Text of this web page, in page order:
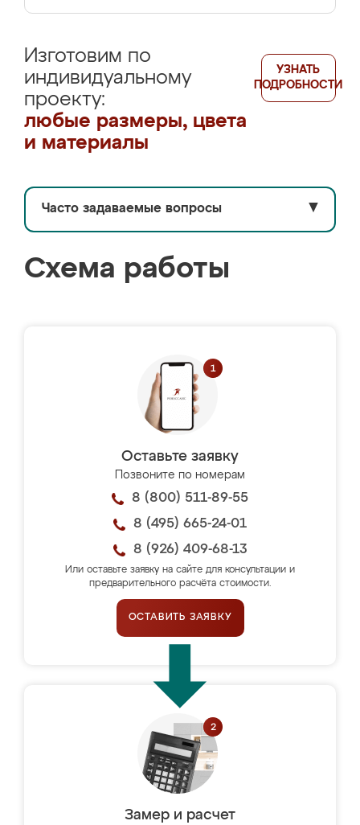
Изготовим по
индивидуальному
проекту:
любые размеры, цвета
и материалы
УЗНАТЬ
ПОДРОБНОСТИ
Часто задаваемые вопросы ▼
Схема работы
Оставьте заявку
Позвоните по номерам
8 (800) 511-89-55
8 (495) 665-24-01
8 (926) 409-68-13
Или оставьте заявку на сайте для консультации и
предварительного расчёта стоимости.
ОСТАВИТЬ ЗАЯВКУ
Замер и расчет